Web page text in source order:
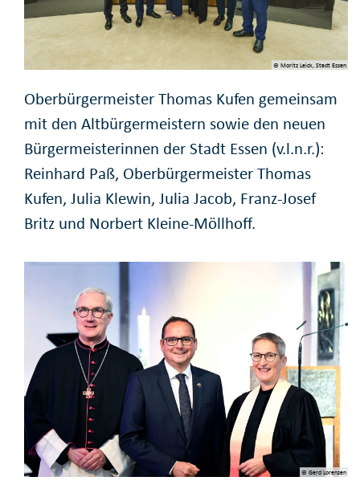
© Moritz Leick, Stadt Essen
Oberbürgermeister Thomas Kufen gemeinsam
mit den Altbürgermeistern sowie den neuen
Bürgermeisterinnen der Stadt Essen (v.l.n.r.):
Reinhard Paß, Oberbürgermeister Thomas
Kufen, Julia Klewin, Julia Jacob, Franz-Josef
Britz und Norbert Kleine-Möllhoff.
© Gerd Lorenzen